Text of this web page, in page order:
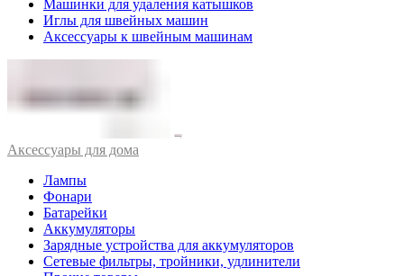
Машинки для удаления катышков
Иглы для швейных машин
Аксессуары к швейным машинам
Аксессуары для дома
Лампы
Фонари
Батарейки
Аккумуляторы
Зарядные устройства для аккумуляторов
Сетевые фильтры, тройники, удлинители